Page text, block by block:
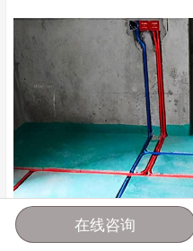
首页 报价
在线咨询